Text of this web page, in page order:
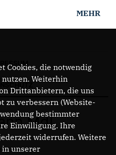
MEHR
MdL
Cookies, die notwendig
nutzen. Weiterhin
Drittanbietern, die uns
zu verbessern (Website-
bestimmter
Einwilligung. Ihre
widerrufen. Weitere
unserer